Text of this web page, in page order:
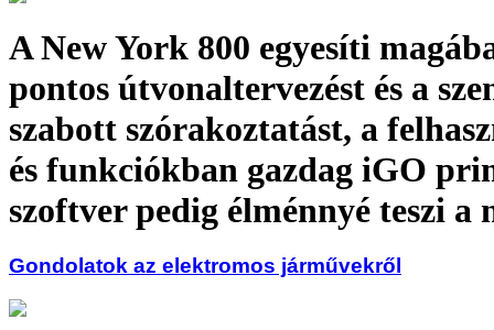
A New York 800 egyesíti
pontos útvonaltervezést és a
szabott szórakoztatást, a
és funkciókban gazdag iGO
szoftver pedig élménnyé teszi a
Gondolatok az elektromos járművekről